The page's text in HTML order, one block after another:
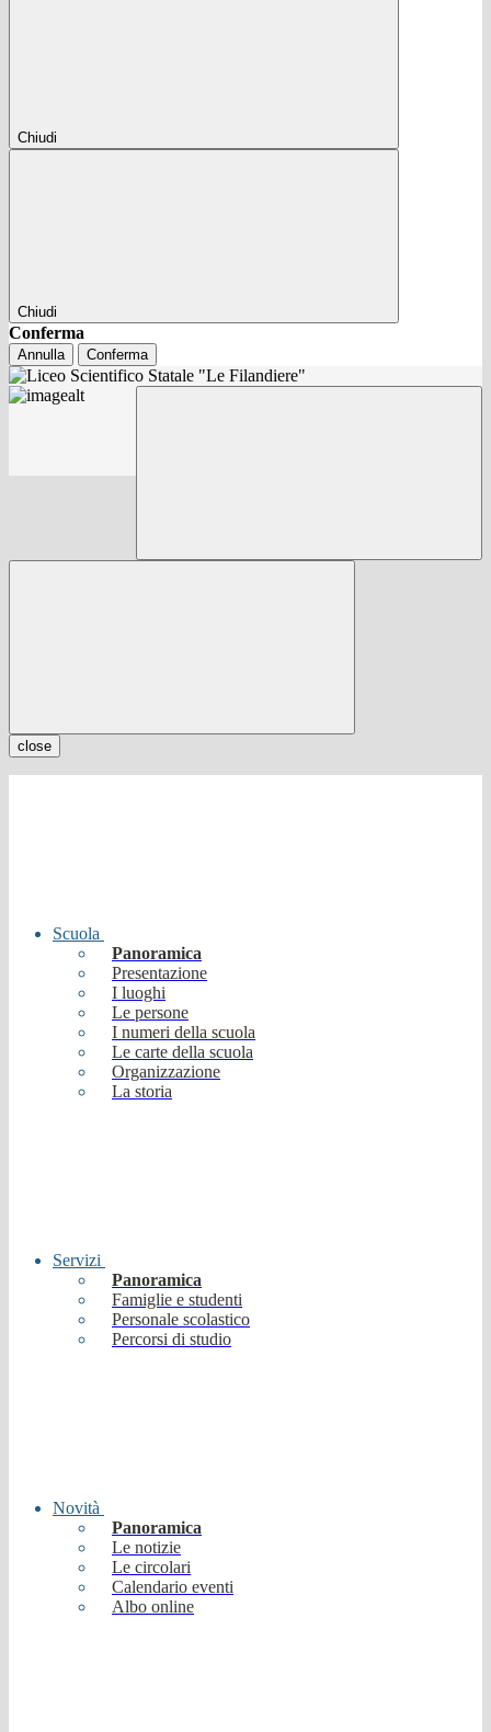
Chiudi
Chiudi
Conferma
Annulla Conferma
close
Scuola
Panoramica
Presentazione
I luoghi
Le persone
I numeri della scuola
Le carte della scuola
Organizzazione
La storia
Servizi
Panoramica
Famiglie e studenti
Personale scolastico
Percorsi di studio
Novità
Panoramica
Le notizie
Le circolari
Calendario eventi
Albo online